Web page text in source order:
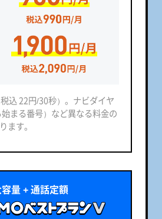
込 22円/30秒）。ナビダイヤ
まる番号）など異なる料金の
ます。
量 + 通話定額